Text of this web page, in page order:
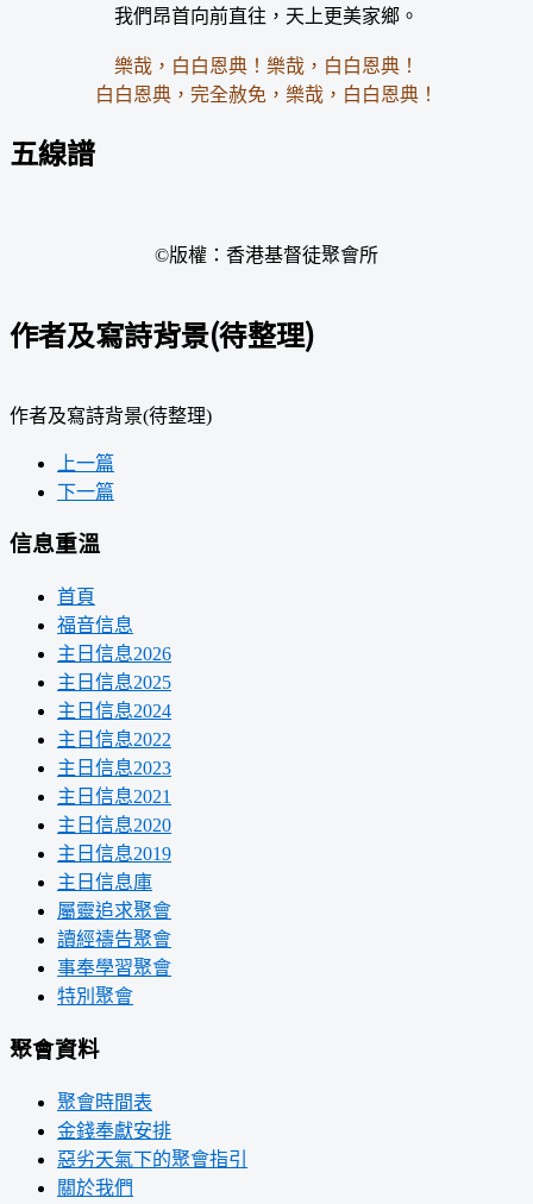
我們昂首向前直往，天上更美家鄉。
樂哉，白白恩典！樂哉，白白恩典！
白白恩典，完全赦免，樂哉，白白恩典！
五線譜
©版權：香港基督徒聚會所
作者及寫詩背景(待整理)
作者及寫詩背景(待整理)
上一篇
下一篇
信息重溫
首頁
福音信息
主日信息2026
主日信息2025
主日信息2024
主日信息2022
主日信息2023
主日信息2021
主日信息2020
主日信息2019
主日信息庫
屬靈追求聚會
讀經禱告聚會
事奉學習聚會
特別聚會
聚會資料
聚會時間表
金錢奉獻安排
惡劣天氣下的聚會指引
關於我們